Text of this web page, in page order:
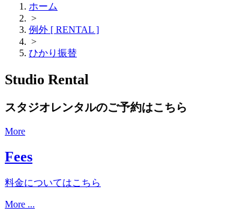
ホーム
>
例外 [ RENTAL ]
>
ひかり振替
Studio Rental
スタジオレンタルのご予約はこちら
More
Fees
料金についてはこちら
More ...